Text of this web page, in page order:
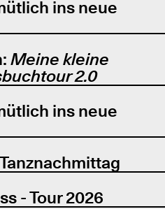
ins neue
Meine kleine
2.0
ins neue
- Tour 2026